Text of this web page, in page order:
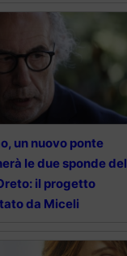
un nuovo ponte
le due sponde del
il progetto
da Miceli